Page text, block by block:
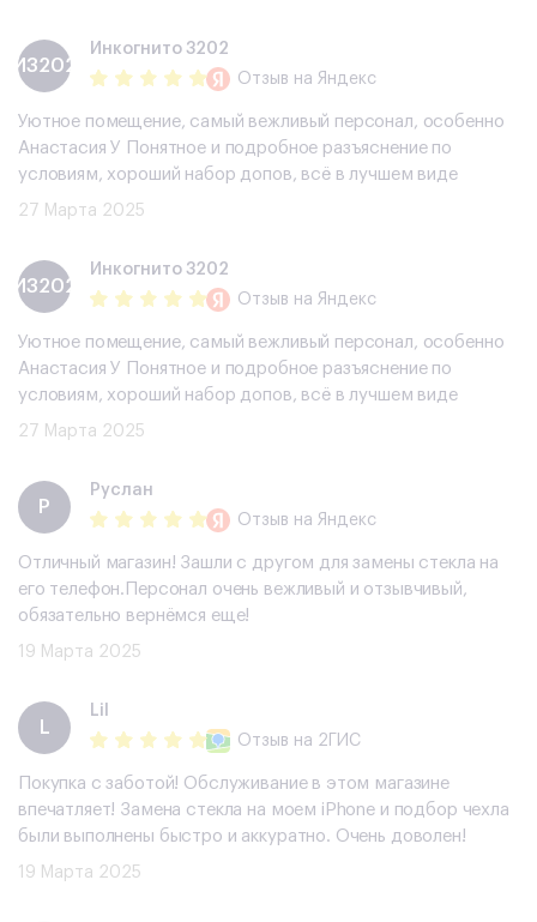
И3202
Инкогнито 3202
Отзыв на Яндекс
Уютное помещение, самый вежливый персонал, особенно
Анастасия У Понятное и подробное разъяснение по
условиям, хороший набор допов, всë в лучшем виде
27 Марта 2025
И3202
Инкогнито 3202
Отзыв на Яндекс
Уютное помещение, самый вежливый персонал, особенно
Анастасия У Понятное и подробное разъяснение по
условиям, хороший набор допов, всë в лучшем виде
27 Марта 2025
Р
Руслан
Отзыв на Яндекс
Отличный магазин! Зашли с другом для замены стекла на
его телефон.Персонал очень вежливый и отзывчивый,
обязательно вернёмся еще!
19 Марта 2025
L
Lil
Отзыв на 2ГИС
Покупка с заботой! Обслуживание в этом магазине
впечатляет! Замена стекла на моем iPhone и подбор чехла
были выполнены быстро и аккуратно. Очень доволен!
19 Марта 2025